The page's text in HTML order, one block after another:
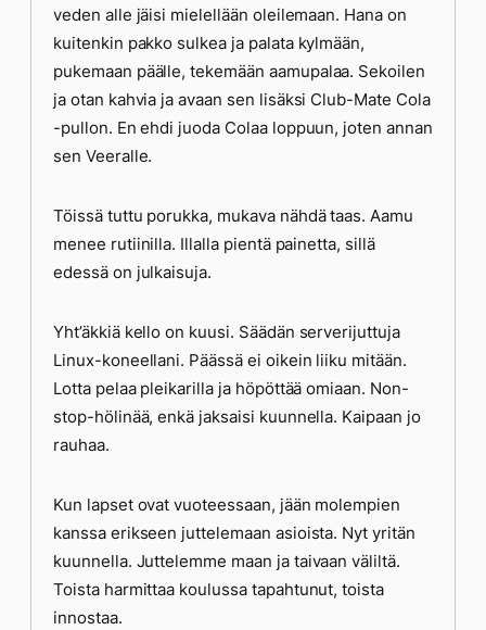
veden alle jäisi mielellään oleilemaan. Hana on
kuitenkin pakko sulkea ja palata kylmään,
pukemaan päälle, tekemään aamupalaa. Sekoilen
ja otan kahvia ja avaan sen lisäksi Club-Mate Cola
-pullon. En ehdi juoda Colaa loppuun, joten annan
sen Veeralle.
Töissä tuttu porukka, mukava nähdä taas. Aamu
menee rutiinilla. Illalla pientä painetta, sillä
edessä on julkaisuja.
Yht’äkkiä kello on kuusi. Säädän serverijuttuja
Linux-koneellani. Päässä ei oikein liiku mitään.
Lotta pelaa pleikarilla ja höpöttää omiaan. Non-
stop-hölinää, enkä jaksaisi kuunnella. Kaipaan jo
rauhaa.
Kun lapset ovat vuoteessaan, jään molempien
kanssa erikseen juttelemaan asioista. Nyt yritän
kuunnella. Juttelemme maan ja taivaan väliltä.
Toista harmittaa koulussa tapahtunut, toista
innostaa.